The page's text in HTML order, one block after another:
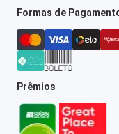
Formas de
Prêmios